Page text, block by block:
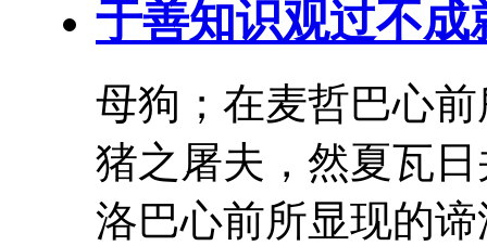
于善知识观过不成
母狗；在麦哲巴心
猪之屠夫，然夏瓦
洛巴心前所显现的